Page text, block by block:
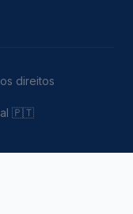
direitos
🇵🇹